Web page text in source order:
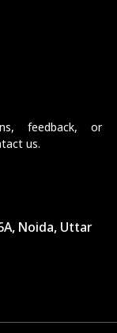
feedback, or
us.
Noida, Uttar